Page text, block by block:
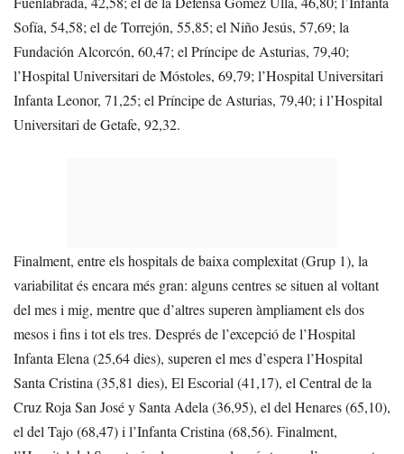
Sofía, 54,58; el de Torrejón, 55,85; el Niño Jesús, 57,69; la
Fundación Alcorcón, 60,47; el Príncipe de Asturias, 79,40;
l’Hospital Universitari de Móstoles, 69,79; l’Hospital Universitari
Infanta Leonor, 71,25; el Príncipe de Asturias, 79,40; i l’Hospital
Universitari de Getafe, 92,32.
Finalment, entre els hospitals de baixa complexitat (Grup 1), la
variabilitat és encara més gran: alguns centres se situen al voltant
del mes i mig, mentre que d’altres superen àmpliament els dos
mesos i fins i tot els tres. Després de l’excepció de l’Hospital
Infanta Elena (25,64 dies), superen el mes d’espera l’Hospital
Santa Cristina (35,81 dies), El Escorial (41,17), el Central de la
Cruz Roja San José y Santa Adela (36,95), el del Henares (65,10),
el del Tajo (68,47) i l’Infanta Cristina (68,56). Finalment,